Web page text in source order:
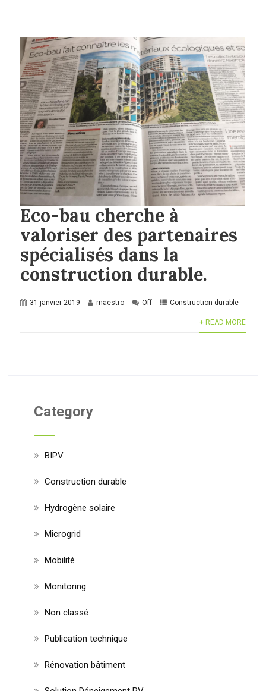
Eco-bau cherche à
valoriser des partenaires
spécialisés dans la
construction durable.
31 janvier 2019 maestro Off Construction durable
+ READ MORE
Category
BIPV
Construction durable
Hydrogène solaire
Microgrid
Mobilité
Monitoring
Non classé
Publication technique
Rénovation bâtiment